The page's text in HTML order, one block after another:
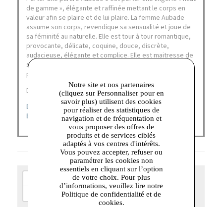
de gamme », élégante et raffinée mettant le corps en
valeur afin se plaire et de lui plaire. La femme Aubade
assume son corps, revendique sa sensualité et joue de
sa féminité au naturelle. Elle est tour à tour romantique,
provocante, délicate, coquine, douce, discrète,
audacieuse, élégante et complice. Elle est maitresse de
sa maîtresse de sa séduction, veut en jouer et la
partager.
Découvrez nos catégories :
DERNIÈRES CHANCES|SOUTIENS-GORGES|MAILLOTS DE
BAIN
Notre site et nos partenaires
(cliquez sur Personnaliser pour en
savoir plus) utilisent des cookies
pour réaliser des statistiques de
navigation et de fréquentation et
vous proposer des offres de
produits et de services ciblés
adaptés à vos centres d'intérêts.
Vous pouvez accepter, refuser ou
paramétrer les cookies non
essentiels en cliquant sur l’option
de votre choix. Pour plus
d’informations, veuillez lire notre
Politique de confidentialité et de
cookies.